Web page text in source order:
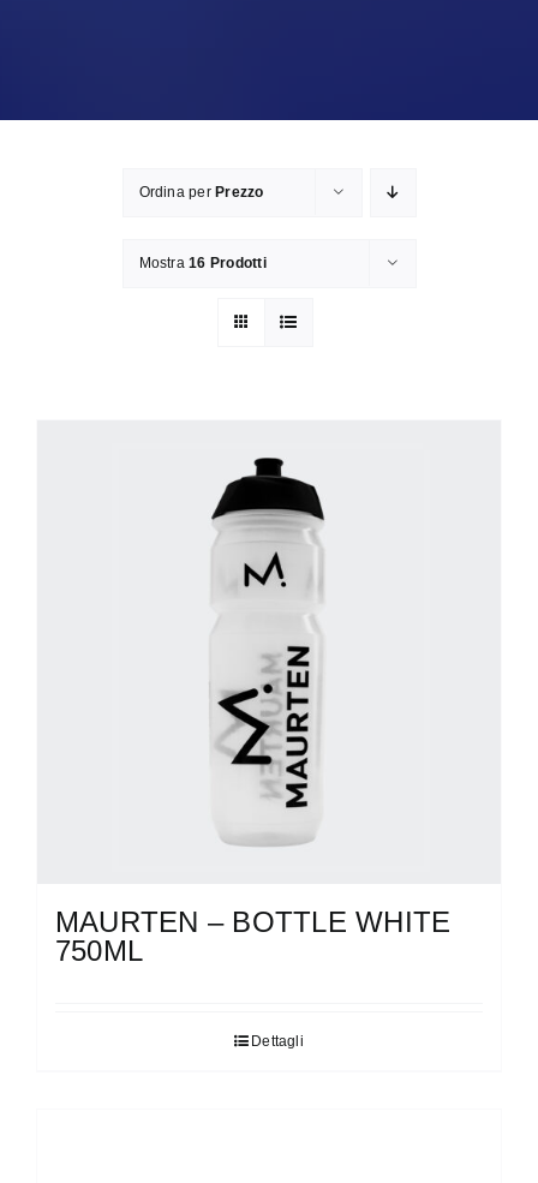
Ordina per Prezzo
Mostra16 Prodotti
MAURTEN – BOTTLE WHITE
750ML
Dettagli